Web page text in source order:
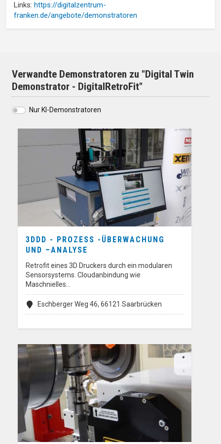
Links: https://digitalzentrum-
franken.de/angebote/demonstratoren
Verwandte Demonstratoren zu "Digital Twin
Demonstrator - DigitalRetroFit"
Nur KI-Demonstratoren
3DDD - PROZESS -ÜBERWACHUNG
UND –ANALYSE
Retrofit eines 3D Druckers durch ein modularen
Sensorsystems. Cloudanbindung wie
Maschnielles…
Eschberger Weg 46, 66121 Saarbrücken